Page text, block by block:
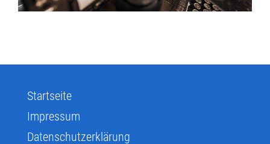
Startseite
Impressum
Datenschutzerklärung